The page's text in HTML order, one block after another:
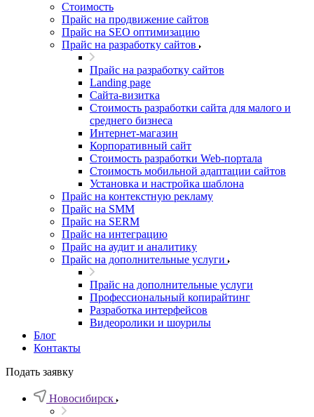
Стоимость
Прайс на продвижение сайтов
Прайс на SEO оптимизацию
Прайс на разработку сайтов
Прайс на разработку сайтов
Landing page
Cайта-визитка
Стоимость разработки сайта для малого и
среднего бизнеса
Интернет-магазин
Корпоративный сайт
Стоимость разработки Web-портала
Стоимость мобильной адаптации сайтов
Установка и настройка шаблона
Прайс на контекстную рекламу
Прайс на SMM
Прайс на SERM
Прайс на интеграцию
Прайс на аудит и аналитику
Прайс на дополнительные услуги
Прайс на дополнительные услуги
Профессиональный копирайтинг
Разработка интерфейсов
Видеоролики и шоурилы
Блог
Контакты
Подать заявку
Новосибирск